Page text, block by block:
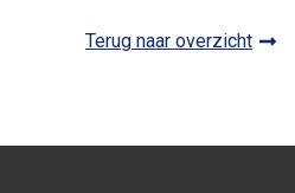
Terug naar overzicht